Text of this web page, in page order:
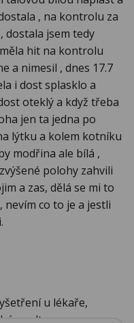
, na kontrolu za
dostala jsem tedy
hit na kontrolu
a nimesil , dnes 17.7
i dost splasklo a
oteklý a když třeba
jen ta jedna po
lýtku a kolem kotníku
modřina ale bílá ,
polohy zahvili
a zas, dělá se mi to
nevím co to je a jestli
u lékaře,
ultr...